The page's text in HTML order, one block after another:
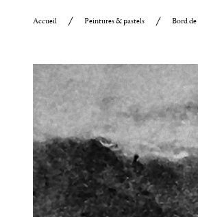
Accueil Peintures & pastels Bord